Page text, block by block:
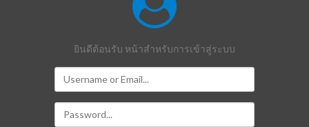
ยินดีต้อนรับ หน้าสำหรับการเข้าสู่ระบบ